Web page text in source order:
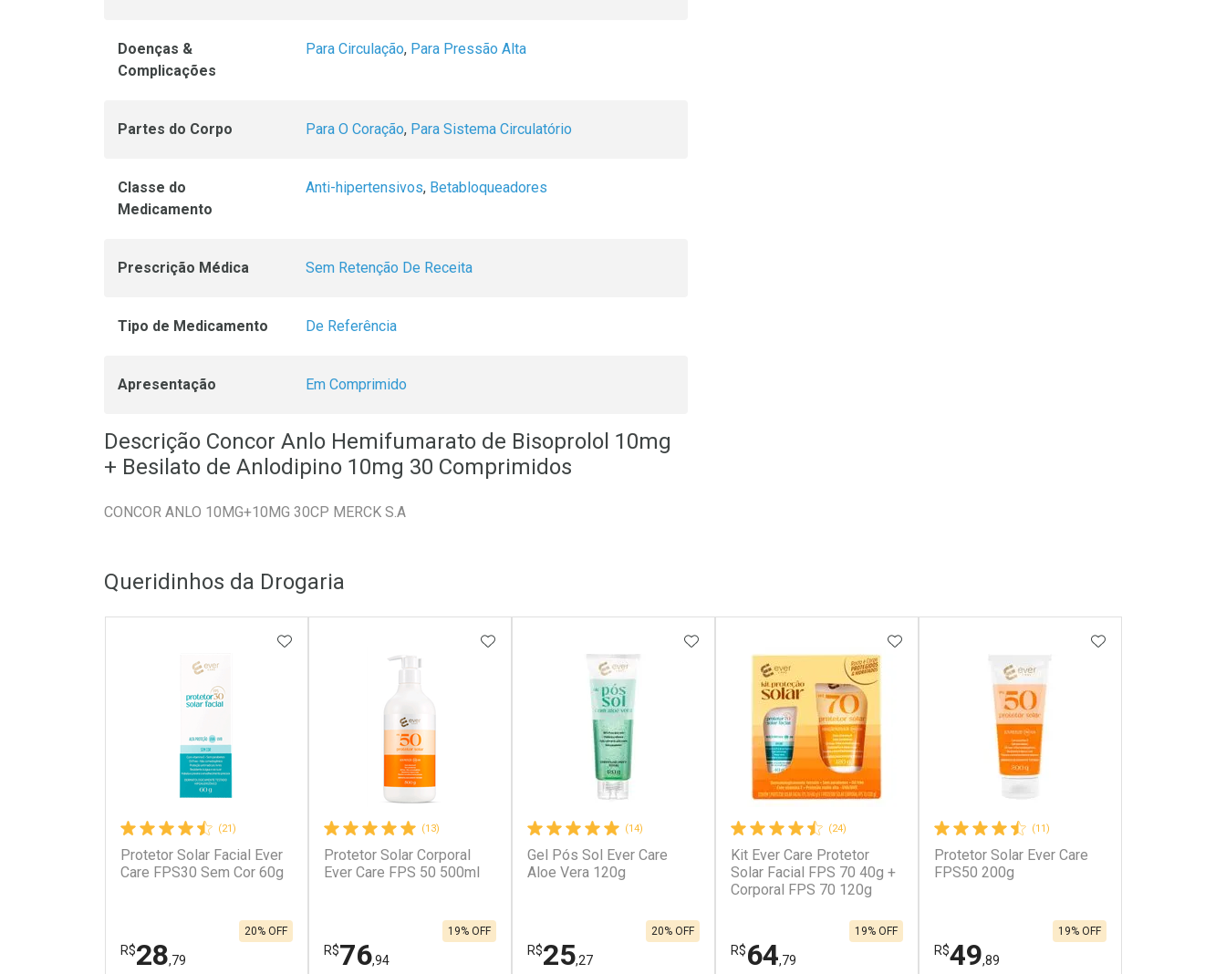
Doenças &
Complicações
Para Circulação, Para Pressão Alta
Partes do Corpo Para O Coração, Para Sistema Circulatório
Classe do
Medicamento
Anti-hipertensivos, Betabloqueadores
Prescrição Médica Sem Retenção De Receita
Tipo de Medicamento De Referência
Apresentação Em Comprimido
Descrição Concor Anlo Hemifumarato de Bisoprolol 10mg
+ Besilato de Anlodipino 10mg 30 Comprimidos
CONCOR ANLO 10MG+10MG 30CP MERCK S.A
Queridinhos da Drogaria
(21)
Protetor Solar Facial Ever
Care FPS30 Sem Cor 60g
R$28,79
20% OFF
ADICIONAR AOS FAVORITOS
(13)
Protetor Solar Corporal
Ever Care FPS 50 500ml
R$76,94
19% OFF
ADICIONAR AOS FAVORITOS
(14)
Gel Pós Sol Ever Care
Aloe Vera 120g
R$25,27
20% OFF
ADICIONAR AOS FAVORITOS
(24)
Kit Ever Care Protetor
Solar Facial FPS 70 40g +
Corporal FPS 70 120g
R$64,79
19% OFF
ADICIONAR AOS FAVORITOS
(11)
Protetor Solar Ever Care
FPS50 200g
R$49,89
19% OFF
ADICIONAR AOS